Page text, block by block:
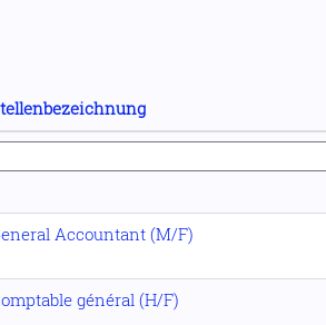
Accountant (M/F)
général (H/F)